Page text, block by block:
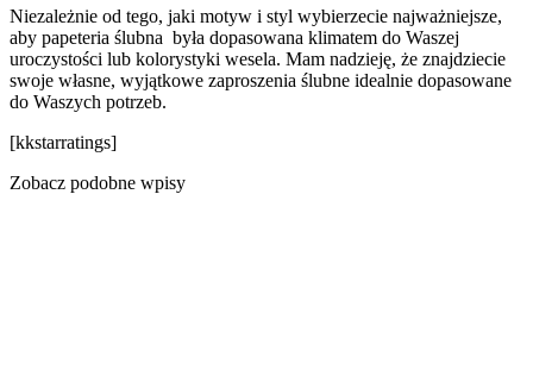
Niezależnie od tego, jaki motyw i styl wybierzecie najważniejsze,
aby papeteria ślubna była dopasowana klimatem do Waszej
uroczystości lub kolorystyki wesela. Mam nadzieję, że znajdziecie
swoje własne, wyjątkowe zaproszenia ślubne idealnie dopasowane
do Waszych potrzeb.
[kkstarratings]
Zobacz podobne wpisy